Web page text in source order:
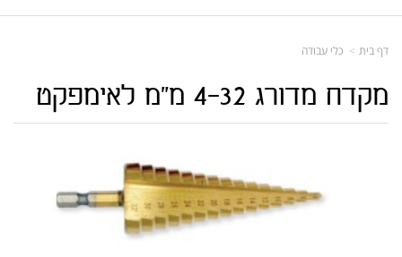
דף בית כלי עבודה
מקדח מדורג 4-32 מ"מ לאימפקט